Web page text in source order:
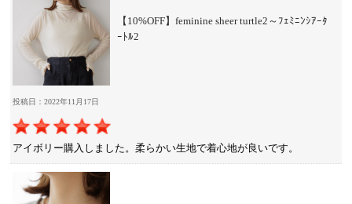
【10%OFF】feminine sheer turtle2～ﾌｪﾐﾆﾝｼｱｰﾀ
ｰﾄﾙ2
投稿日：2022年11月17日
アイボリー購入しました。柔らかい生地で着心地が良いです。